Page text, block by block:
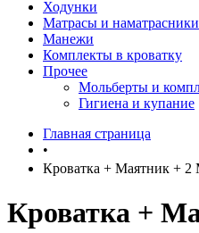
Ходунки
Матрасы и наматрасники
Манежи
Комплекты в кроватку
Прочее
Мольберты и
Гигиена и купание
Главная страница
•
Кроватка + Маятник + 2
Кроватка +